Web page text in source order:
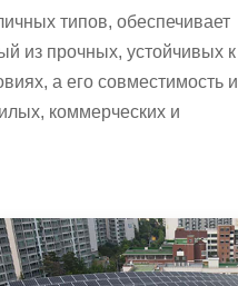
типов, обеспечивает
из прочных, устойчивых к
а его совместимость и
коммерческих и